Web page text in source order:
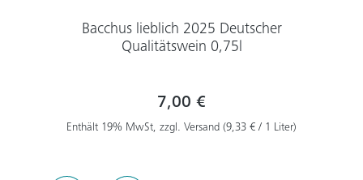
Bacchus lieblich 2025 Deutscher
Qualitätswein 0,75l
7,00 €
Enthält 19% MwSt, zzgl. Versand (9,33 € / 1 Liter)